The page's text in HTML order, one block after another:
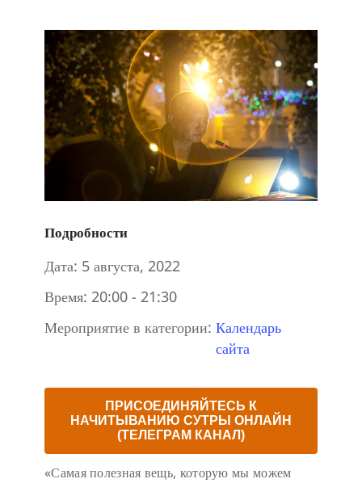
Подробности
Дата: 5 августа, 2022
Время: 20:00 - 21:30
Мероприятие в категории: Календарь
сайта
ПРИСОЕДИНЯЙТЕСЬ К
НАЧИТЫВАНИЮ СУТРЫ ОНЛАЙН
(ТЕЛЕГРАМ КАНАЛ)
«Самая полезная вещь, которую мы можем